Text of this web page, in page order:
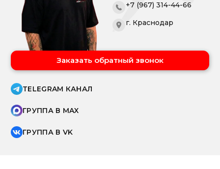
+7 (967) 314-44-66
г. Краснодар
Заказать обратный звонок
TELEGRAM КАНАЛ
ГРУППА В MAX
ГРУППА В VK